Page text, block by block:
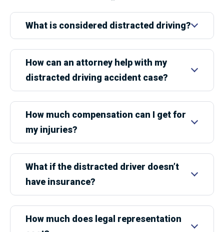
What is considered distracted driving?
How can an attorney help with my
distracted driving accident case?
How much compensation can I get for
my injuries?
What if the distracted driver doesn’t
have insurance?
How much does legal representation